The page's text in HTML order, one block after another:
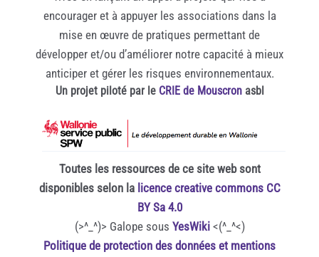
encourager et à appuyer les associations dans la
mise en œuvre de pratiques permettant de
développer et/ou d’améliorer notre capacité à mieux
anticiper et gérer les risques environnementaux.
Un projet piloté par le CRIE de Mouscronasbl
Toutes les ressources de ce site web sont
disponibles selon la licence creative commons CC
BY Sa 4.0
(>^_^)> Galope sous YesWiki<(^_^<)
Politique de protection des données et mentions